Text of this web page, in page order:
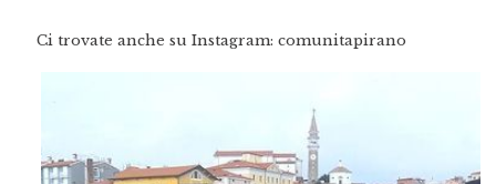
Ci trovate anche su Instagram: comunitapirano